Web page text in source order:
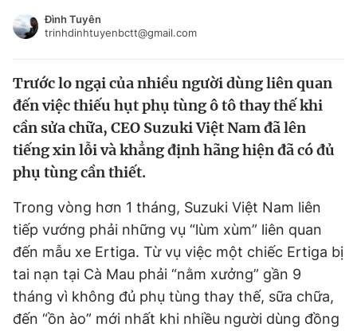
Chào ngày mới Tin 24h
Tin thị trường Tin 360
Video Magazine
Tiện ích Bạn cần biết
Thông tin tòa soạn Liên hệ quảng cáo
Tin đã xem
Đình Tuyên
trinhdinhtuyenbctt@gmail.com
Trước lo ngại của nhiều người dùng liên quan
đến việc thiếu hụt phụ tùng ô tô thay thế khi
cần sửa chữa, CEO Suzuki Việt Nam đã lên
tiếng xin lỗi và khẳng định hãng hiện đã có đủ
phụ tùng cần thiết.
Trong vòng hơn 1 tháng, Suzuki Việt Nam liên
tiếp vướng phải những vụ “lùm xùm” liên quan
đến mẫu xe Ertiga. Từ vụ việc một chiếc Ertiga bị
tai nạn tại Cà Mau phải “nằm xưởng” gần 9
tháng vì không đủ phụ tùng thay thế, sữa chữa,
đến “ồn ào” mới nhất khi nhiều người dùng đồng